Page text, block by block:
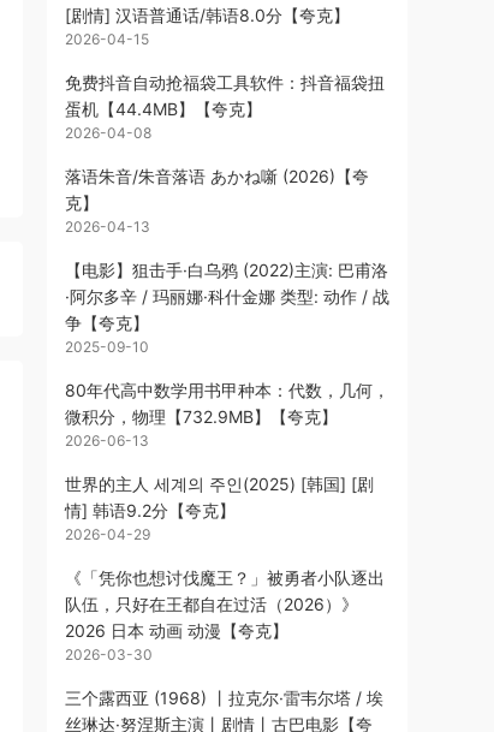
[剧情] 汉语普通话/韩语8.0分【夸克】
2026-04-15
免费抖音自动抢福袋工具软件：抖音福袋扭
蛋机【44.4MB】【夸克】
2026-04-08
落语朱音/朱音落语 あかね噺 (2026)【夸
克】
2026-04-13
【电影】狙击手·白乌鸦 (2022)主演: 巴甫洛
·阿尔多辛 / 玛丽娜·科什金娜 类型: 动作 / 战
争【夸克】
2025-09-10
80年代高中数学用书甲种本：代数，几何，
微积分，物理【732.9MB】【夸克】
2026-06-13
世界的主人 세계의 주인(2025) [韩国] [剧
情] 韩语9.2分【夸克】
2026-04-29
《「凭你也想讨伐魔王？」被勇者小队逐出
队伍，只好在王都自在过活（2026）》
2026 日本 动画 动漫【夸克】
2026-03-30
三个露西亚 (1968) 丨拉克尔·雷韦尔塔 / 埃
丝琳达·努涅斯主演丨剧情丨古巴电影【夸